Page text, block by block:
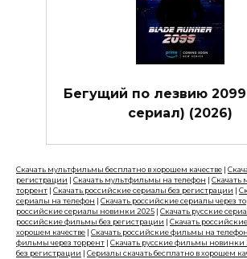
Бегущий по лезвию
сериал) (2026)
Скачать мультфильмы бесплатно в хорошем качестве |
регистрации | Скачать мультфильмы на телефон | Скачать
торрент | Скачать российские сериалы без регистрации |
сериалы на телефон | Скачать российские сериалы через
российские сериалы новинки 2025 | Скачать русские
российские фильмы без регистрации | Скачать
хорошем качестве | Скачать российские фильмы на телефон
фильмы через торрент | Скачать русские фильмы новинки
без регистрации | Сериалы скачать бесплатно в хорошем